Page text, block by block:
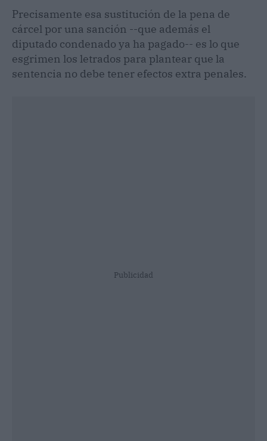
Precisamente esa sustitución de la pena de
cárcel por una sanción --que además el
diputado condenado ya ha pagado-- es lo que
esgrimen los letrados para plantear que la
sentencia no debe tener efectos extra penales.
Publicidad